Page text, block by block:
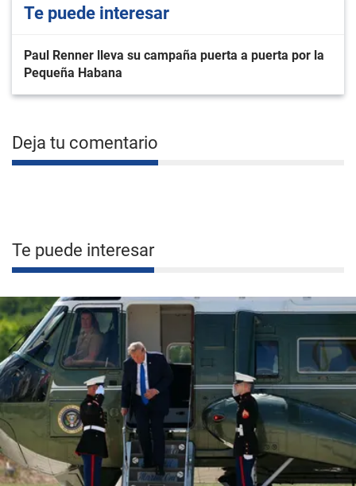
Te puede interesar
Paul Renner lleva su campaña puerta a puerta por la
Pequeña Habana
Deja tu comentario
Te puede interesar